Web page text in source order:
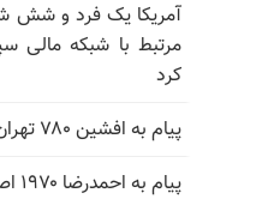
آمریکا یک فرد و شش
مرتبط با شبکه مالی
کرد
پیام به افشین ۷۸۰ تهران
پیام به احمدرضا ۱۹۷۰ اصفهان